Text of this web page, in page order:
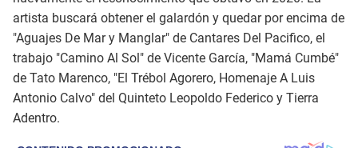
artista buscará obtener el galardón y quedar por encima de
"Aguajes De Mar y Manglar" de Cantares Del Pacifico, el
trabajo "Camino Al Sol" de Vicente García, "Mamá Cumbé"
de Tato Marenco, "El Trébol Agorero, Homenaje A Luis
Antonio Calvo" del Quinteto Leopoldo Federico y Tierra
Adentro.